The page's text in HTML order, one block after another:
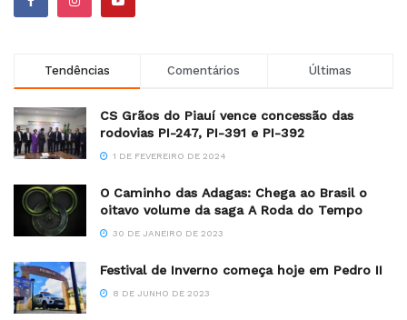
Tendências Comentários Últimas
CS Grãos do Piauí vence concessão das
rodovias PI-247, PI-391 e PI-392
1 DE FEVEREIRO DE 2024
O Caminho das Adagas: Chega ao Brasil o
oitavo volume da saga A Roda do Tempo
30 DE JANEIRO DE 2023
Festival de Inverno começa hoje em Pedro II
8 DE JUNHO DE 2023